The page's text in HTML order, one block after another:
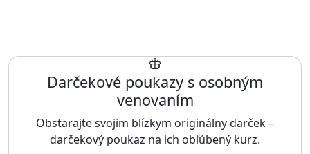
Darčekové poukazy s osobným
venovaním
Obstarajte svojim blízkym originálny darček –
darčekový poukaz na ich obľúbený kurz.